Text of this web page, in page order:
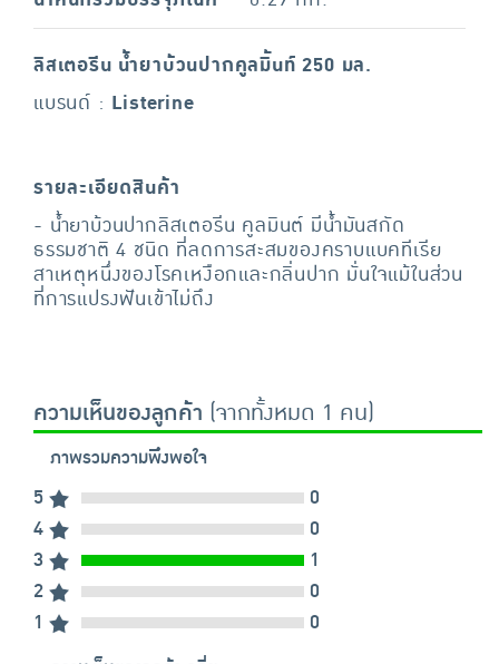
ลิสเตอรีน น้ำยาบ้วนปากคูลมิ้นท์ 250 มล.
แบรนด์ : Listerine
รายละเอียดสินค้า
- น้ำยาบ้วนปากลิสเตอรีน คูลมินต์ มีน้ำมันสกัด
ธรรมชาติ 4 ชนิด ที่ลดการสะสมของคราบแบคทีเรีย
สาเหตุหนึ่งของโรคเหงือกและกลิ่นปาก มั่นใจแม้ในส่วน
ที่การแปรงฟันเข้าไม่ถึง
ความเห็นของลูกค้า (จากทั้งหมด 1 คน)
ภาพรวมความพึงพอใจ
5
0
4
0
3
1
2
0
1
0